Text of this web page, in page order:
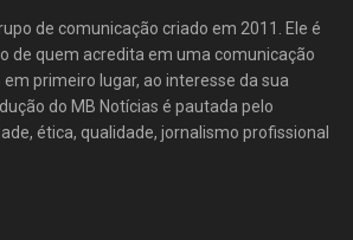
de comunicação criado em 2011. Ele é
de quem acredita em uma comunicação
primeiro lugar, ao interesse da sua
do MB Notícias é pautada pelo
ética, qualidade, jornalismo profissional